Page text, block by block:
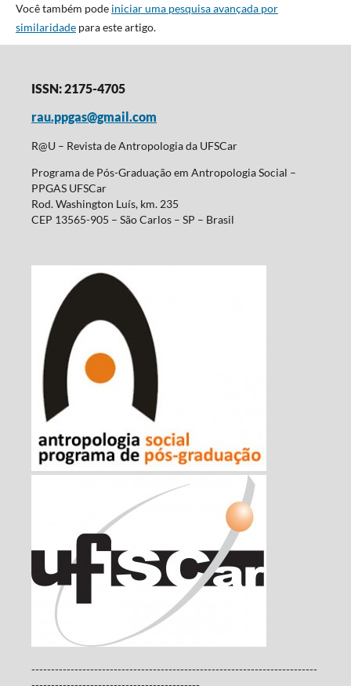
Você também pode iniciar uma pesquisa avançada por
similaridadepara este artigo.
ISSN: 2175-4705
rau.ppgas@gmail.com
R@U – Revista de Antropologia da UFSCar
Programa de Pós-Graduação em Antropologia Social –
PPGAS UFSCar
Rod. Washington Luís, km. 235
CEP 13565-905 – São Carlos – SP – Brasil
-------------------------------------------------------------------------